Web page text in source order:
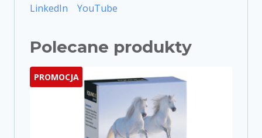
LinkedIn
YouTube
Polecane produkty
PROMOCJA